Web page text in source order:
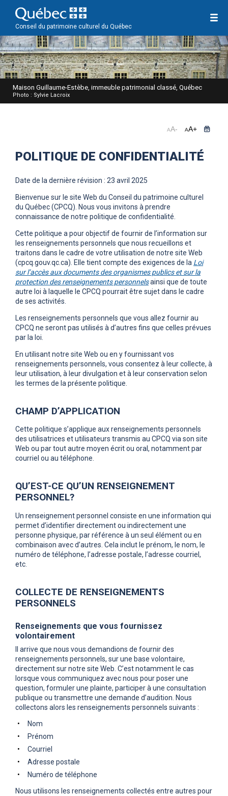
Conseil du patrimoine culturel du Québec
Maison Guillaume-Estèbe, immeuble patrimonial classé, Québec
Photo : Sylvie Lacroix
AA- AA+
POLITIQUE DE CONFIDENTIALITÉ
Date de la dernière révision : 23 avril 2025
Bienvenue sur le site Web du Conseil du patrimoine culturel
du Québec (CPCQ). Nous vous invitons à prendre
connaissance de notre politique de confidentialité.
Cette politique a pour objectif de fournir de l’information sur
les renseignements personnels que nous recueillons et
traitons dans le cadre de votre utilisation de notre site Web
(cpcq.gouv.qc.ca). Elle tient compte des exigences de la Loi
sur l’accès aux documents des organismes publics et sur la
protection des renseignements personnelsainsi que de toute
autre loi à laquelle le CPCQ pourrait être sujet dans le cadre
de ses activités.
Les renseignements personnels que vous allez fournir au
CPCQ ne seront pas utilisés à d’autres fins que celles prévues
par la loi.
En utilisant notre site Web ou en y fournissant vos
renseignements personnels, vous consentez à leur collecte, à
leur utilisation, à leur divulgation et à leur conservation selon
les termes de la présente politique.
CHAMP D’APPLICATION
Cette politique s’applique aux renseignements personnels
des utilisatrices et utilisateurs transmis au CPCQ via son site
Web ou par tout autre moyen écrit ou oral, notamment par
courriel ou au téléphone.
QU’EST-CE QU’UN RENSEIGNEMENT
PERSONNEL?
Un renseignement personnel consiste en une information qui
permet d’identifier directement ou indirectement une
personne physique, par référence à un seul élément ou en
combinaison avec d’autres. Cela inclut le prénom, le nom, le
numéro de téléphone, l’adresse postale, l’adresse courriel,
etc.
COLLECTE DE RENSEIGNEMENTS
PERSONNELS
Renseignements que vous fournissez
volontairement
Il arrive que nous vous demandions de fournir des
renseignements personnels, sur une base volontaire,
directement sur notre site Web. C’est notamment le cas
lorsque vous communiquez avec nous pour poser une
question, formuler une plainte, participer à une consultation
publique ou transmettre une demande d’audition. Nous
collectons alors les renseignements personnels suivants :
Nom
Prénom
Courriel
Adresse postale
Numéro de téléphone
Nous utilisons les renseignements collectés entre autres pour